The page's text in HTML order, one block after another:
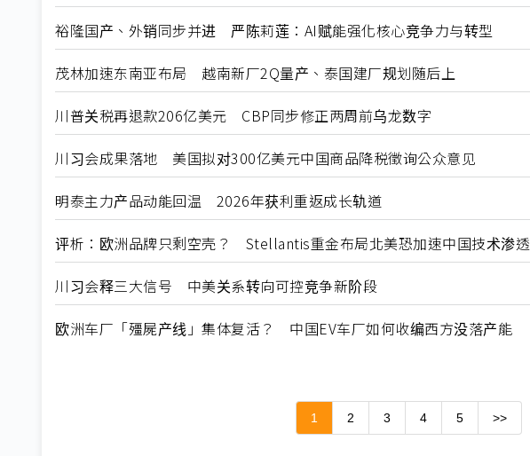
裕隆国产、外销同步并进 严陈莉莲：AI赋能强化核心竞争力与转型
茂林加速东南亚布局 越南新厂2Q量产、泰国建厂规划随后上
川普关税再退款206亿美元 CBP同步修正两周前乌龙数字
川习会成果落地 美国拟对300亿美元中国商品降税徵询公众意见
明泰主力产品动能回温 2026年获利重返成长轨道
评析：欧洲品牌只剩空壳？ Stellantis重金布局北美恐加速中国技术渗透
川习会释三大信号 中美关系转向可控竞争新阶段
欧洲车厂「殭屍产线」集体复活？ 中国EV车厂如何收编西方没落产能
1 2 3 4 5 >>